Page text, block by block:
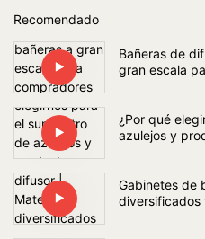
Recomendado
Bañeras de
gran escala
¿Por qué
azulejos y
Gabinetes de
diversificados